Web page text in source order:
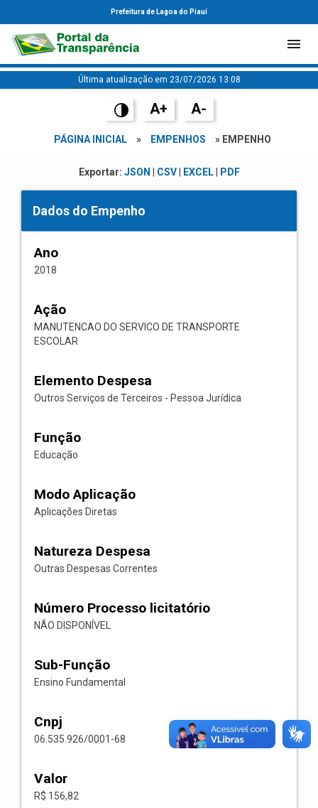
Prefeitura de Lagoa do Piauí
Última atualização em 23/07/2026 13:08
A+ A-
PÁGINA INICIAL » EMPENHOS » EMPENHO
Exportar: JSON CSV| EXCEL| PDF
Dados do Empenho
Ano
2018
Ação
MANUTENCAO DO SERVICO DE TRANSPORTE
ESCOLAR
Elemento Despesa
Outros Serviços de Terceiros - Pessoa Jurídica
Função
Educação
Modo Aplicação
Aplicações Diretas
Natureza Despesa
Outras Despesas Correntes
Número Processo licitatório
NÃO DISPONÍVEL
Sub-Função
Ensino Fundamental
Cnpj
06.535.926/0001-68
Valor
R$ 156,82